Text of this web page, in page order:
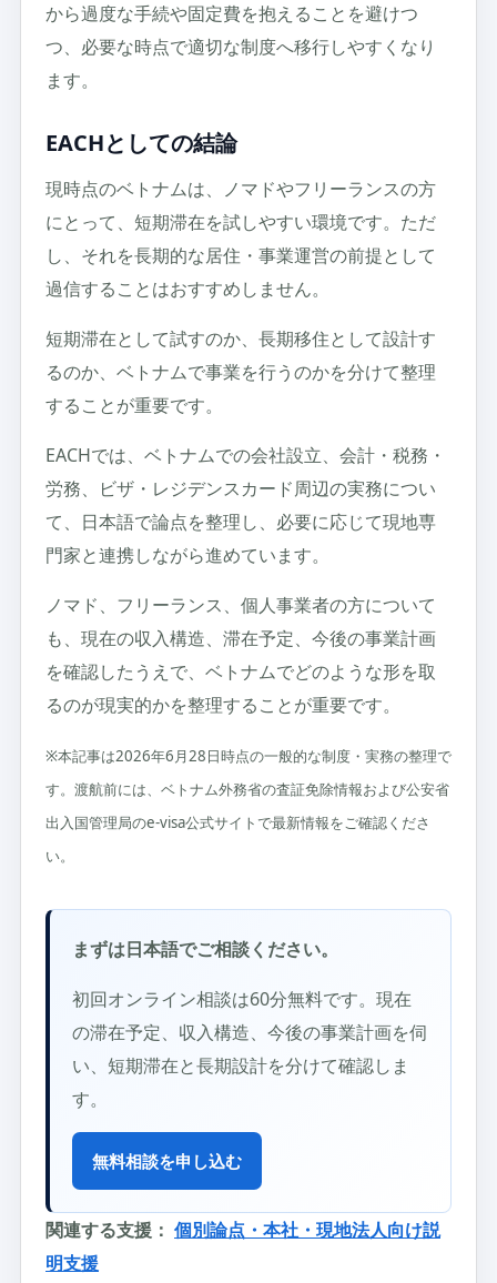
から過度な手続や固定費を抱えることを避けつ
つ、必要な時点で適切な制度へ移行しやすくなり
ます。
EACHとしての結論
現時点のベトナムは、ノマドやフリーランスの方
にとって、短期滞在を試しやすい環境です。ただ
し、それを長期的な居住・事業運営の前提として
過信することはおすすめしません。
短期滞在として試すのか、長期移住として設計す
るのか、ベトナムで事業を行うのかを分けて整理
することが重要です。
EACHでは、ベトナムでの会社設立、会計・税務・
労務、ビザ・レジデンスカード周辺の実務につい
て、日本語で論点を整理し、必要に応じて現地専
門家と連携しながら進めています。
ノマド、フリーランス、個人事業者の方について
も、現在の収入構造、滞在予定、今後の事業計画
を確認したうえで、ベトナムでどのような形を取
るのが現実的かを整理することが重要です。
※本記事は2026年6月28日時点の一般的な制度・実務の整理で
す。渡航前には、ベトナム外務省の査証免除情報および公安省
出入国管理局のe-visa公式サイトで最新情報をご確認くださ
い。
まずは日本語でご相談ください。
初回オンライン相談は60分無料です。現在
の滞在予定、収入構造、今後の事業計画を伺
い、短期滞在と長期設計を分けて確認しま
す。
無料相談を申し込む
関連する支援： 個別論点・本社・現地法人向け説
明支援